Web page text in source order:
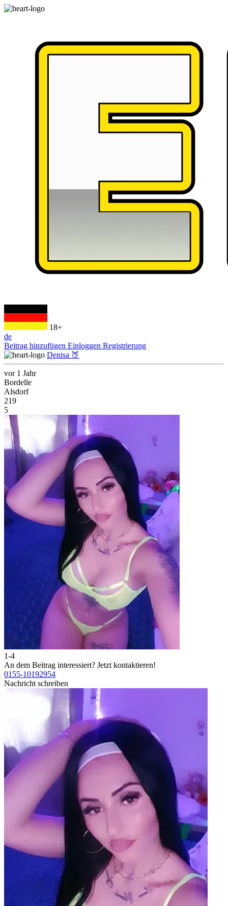
18+
de
Beitrag hinzufügen Einloggen Registrierung
Denisa 🍑
vor 1 Jahr
Bordelle
Alsdorf
219
5
1-4
An dem Beitrag interessiert? Jetzt kontaktieren!
0155-10192954
Nachricht schreiben